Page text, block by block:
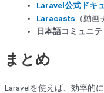
Laravel公式ドキ
Laracasts （動画
日本語コミュニテ
まとめ
Laravelを使えば、効率的